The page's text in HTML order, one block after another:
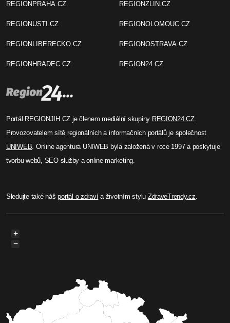
REGIONPRAHA.CZ
REGIONUSTI.CZ
REGIONLIBERECKO.CZ
REGIONHRADEC.CZ
REGIONZLIN.CZ
REGIONOLOMOUC.CZ
REGIONOSTRAVA.CZ
REGION24.CZ
Portál REGIONJIH.CZ je členem mediální skupiny REGION24.CZ.
Provozovatelem sítě regionálních a informačních portálů je společnost
UNIWEB . Online agentura UNIWEB byla založená v roce 1997 a poskytuje
tvorbu webů, SEO služby a online marketing.
Sledujte také nášportál o zdravía životním stylu ZdraveTrendy.cz
+
−